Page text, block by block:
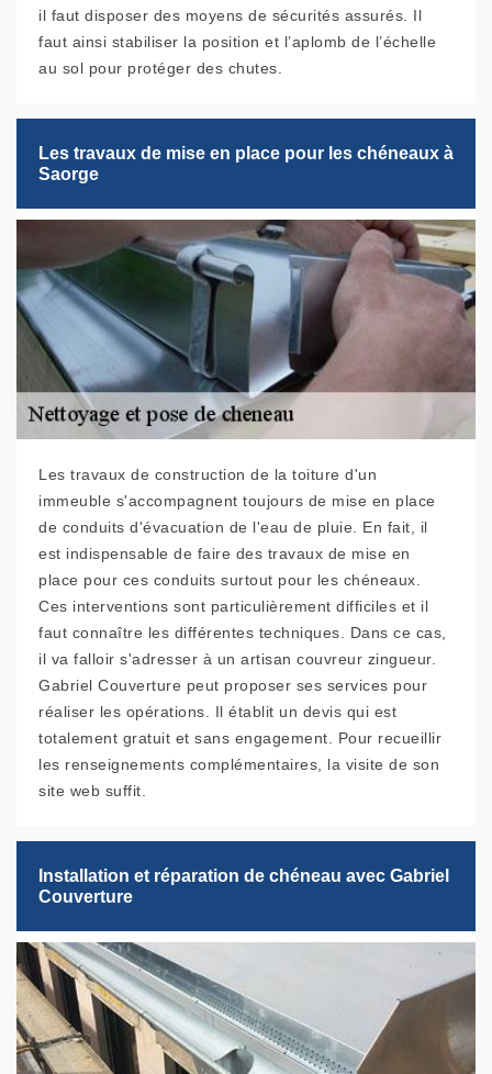
il faut disposer des moyens de sécurités assurés. Il
faut ainsi stabiliser la position et l’aplomb de l’échelle
au sol pour protéger des chutes.
Les travaux de mise en place pour les chéneaux à
Saorge
Les travaux de construction de la toiture d'un
immeuble s'accompagnent toujours de mise en place
de conduits d'évacuation de l'eau de pluie. En fait, il
est indispensable de faire des travaux de mise en
place pour ces conduits surtout pour les chéneaux.
Ces interventions sont particulièrement difficiles et il
faut connaître les différentes techniques. Dans ce cas,
il va falloir s'adresser à un artisan couvreur zingueur.
Gabriel Couverture peut proposer ses services pour
réaliser les opérations. Il établit un devis qui est
totalement gratuit et sans engagement. Pour recueillir
les renseignements complémentaires, la visite de son
site web suffit.
Installation et réparation de chéneau avec Gabriel
Couverture